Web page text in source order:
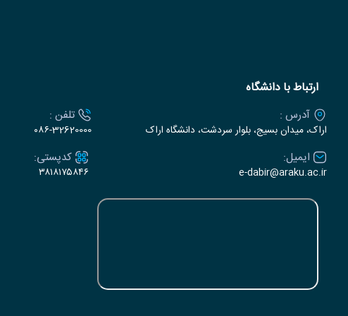
ارتباط با دانشگاه
آدرس :
اراک، میدان بسیج، بلوار سردشت، دانشگاه اراک
تلفن :
۰۸۶-32620000
ایمیل:
e-dabir@araku.ac.ir
کدپستی:
۳۸۱۸۱۷۵۸۴۶